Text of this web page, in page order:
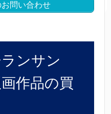
問い合わせ
ンサン
作品の買